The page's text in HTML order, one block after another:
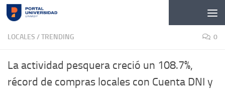
Skip to content
LOCALES /TRENDING 0
La actividad pesquera creció un 108.7%,
récord de compras locales con Cuenta DNI y